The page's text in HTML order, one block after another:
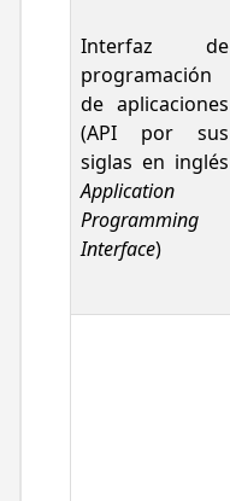
Interfaz de
programación
de aplicaciones
(API por sus
siglas en inglés
Application
Programming
Interface)